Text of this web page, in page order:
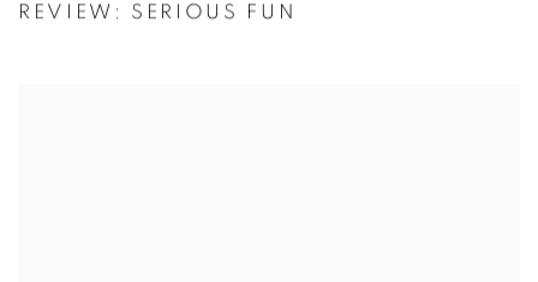
REVIEW: SERIOUS FUN